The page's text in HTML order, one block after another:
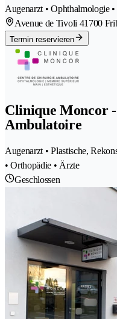
Augenarzt • Ophthalmologie
Avenue de Tivoli 41700
Termin reservieren
Clinique Moncor
Ambulatoire
Augenarzt • Plastische,
• Orthopädie • Ärzte
Geschlossen